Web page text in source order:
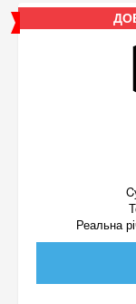
Реальна